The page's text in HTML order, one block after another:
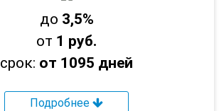
до 3,5%
от 1 руб.
срок: от 1095 дней
Подробнее